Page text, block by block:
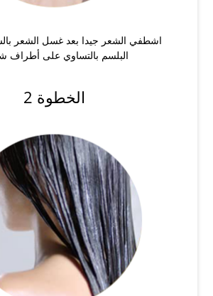
اشطفي الشعر جيدا بعد غسل الشعر
البلسم بالتساوي على أطراف
الخطوة 2